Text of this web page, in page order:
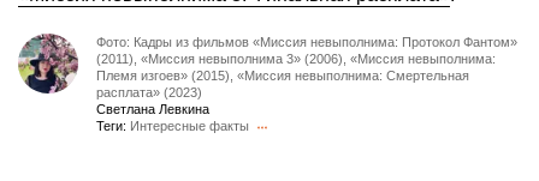
Фото: Кадры из фильмов «Миссия невыполнима: Протокол Фантом»
(2011), «Миссия невыполнима 3» (2006), «Миссия невыполнима:
Племя изгоев» (2015), «Миссия невыполнима: Смертельная
расплата» (2023)
Светлана Левкина
Теги: Интересные факты